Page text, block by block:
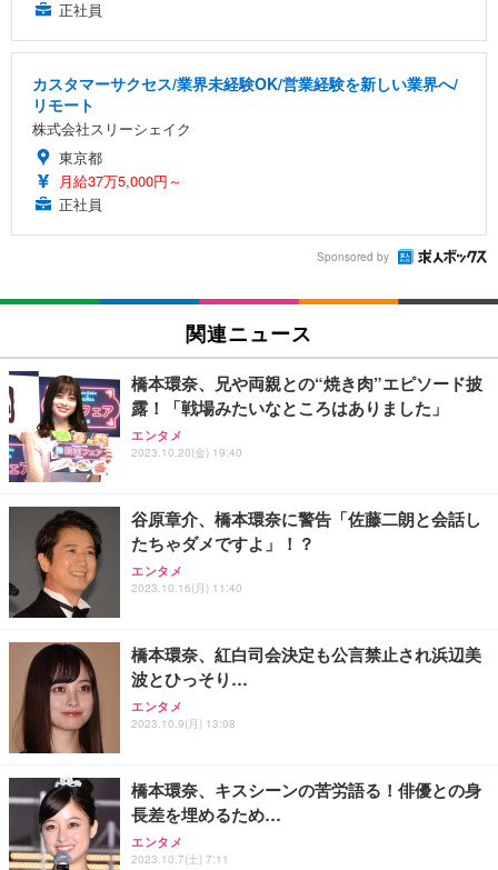
正社員
カスタマーサクセス/業界未経験OK/営業経験を新しい業界へ/
リモート
株式会社スリーシェイク
東京都
月給37万5,000円～
正社員
Sponsored by
関連ニュース
橋本環奈、兄や両親との“焼き肉”エピソード披
露！「戦場みたいなところはありました」
エンタメ
2023.10.20(金) 19:40
谷原章介、橋本環奈に警告「佐藤二朗と会話し
たちゃダメですよ」！？
エンタメ
2023.10.16(月) 11:40
橋本環奈、紅白司会決定も公言禁止され浜辺美
波とひっそり…
エンタメ
2023.10.9(月) 13:08
橋本環奈、キスシーンの苦労語る！俳優との身
長差を埋めるため…
エンタメ
2023.10.7(土) 7:11